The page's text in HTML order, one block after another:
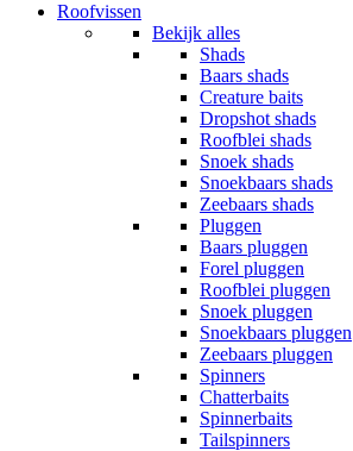
Roofvissen
Bekijk alles
Shads
Baars shads
Creature baits
Dropshot shads
Roofblei shads
Snoek shads
Snoekbaars shads
Zeebaars shads
Pluggen
Baars pluggen
Forel pluggen
Roofblei pluggen
Snoek pluggen
Snoekbaars pluggen
Zeebaars pluggen
Spinners
Chatterbaits
Spinnerbaits
Tailspinners